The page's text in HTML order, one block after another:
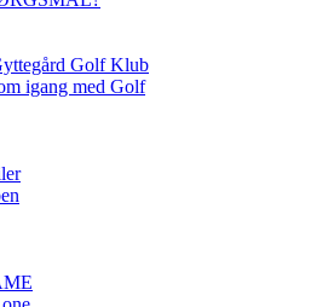
Golf Klub
igang med Golf